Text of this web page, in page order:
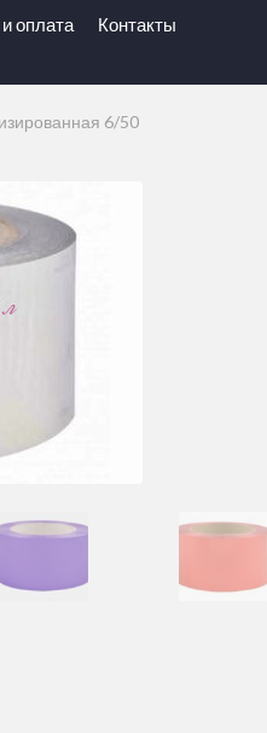
оплата Контакты
6/50